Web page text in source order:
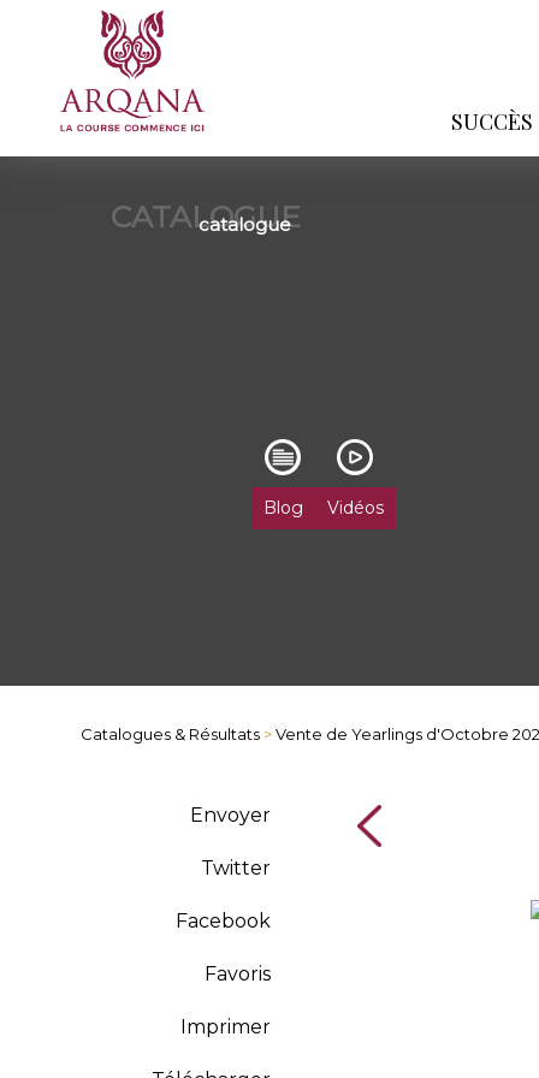
SUCCÈS
CATALOGUE
catalogue
Blog Vidéos
Catalogues & Résultats >Vente de Yearlings d'Octobre
Envoyer
Twitter
Facebook
Favoris
Imprimer